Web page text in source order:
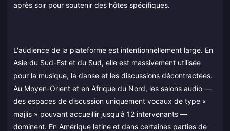
après soir pour soutenir des hôtes spécifiques.
L'audience de la plateforme est intentionnellement large. En
Asie du Sud-Est et du Sud, elle est massivement utilisée
pour la musique, la danse et les discussions décontractées.
Au Moyen-Orient et en Afrique du Nord, les salons audio —
des espaces de discussion uniquement vocaux de type «
majlis » pouvant accueillir jusqu'à 12 intervenants —
dominent. En Amérique latine et dans certaines parties de